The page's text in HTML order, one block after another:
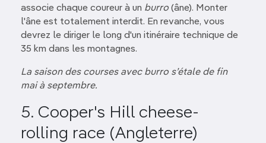
associe chaque coureur à un burro (âne). Monter
l'âne est totalement interdit. En revanche, vous
devrez le diriger le long d'un itinéraire technique de
35 km dans les montagnes.
La saison des courses avec burro s’étale de fin
mai à septembre.
5. Cooper's Hill cheese-
rolling race (Angleterre)